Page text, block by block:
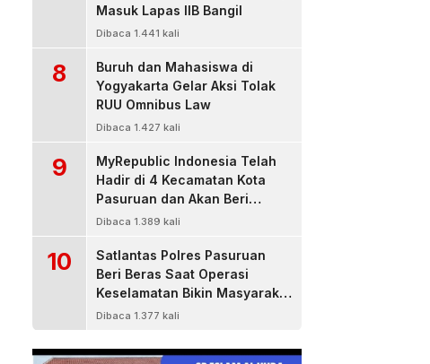
Masuk Lapas IIB Bangil
Dibaca 1.441 kali
8
Buruh dan Mahasiswa di
Yogyakarta Gelar Aksi Tolak
RUU Omnibus Law
Dibaca 1.427 kali
9
MyRepublic Indonesia Telah
Hadir di 4 Kecamatan Kota
Pasuruan dan Akan Beri
Pelayanan Terbaik Untuk
Dibaca 1.389 kali
10
Satlantas Polres Pasuruan
Beri Beras Saat Operasi
Keselamatan Bikin Masyarakat
Senang
Dibaca 1.377 kali